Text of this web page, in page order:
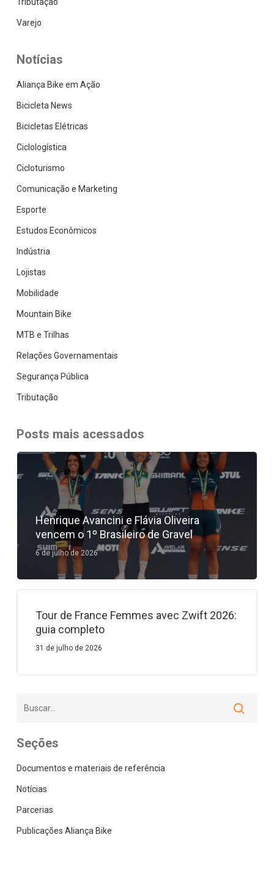
Varejo
Notícias
Aliança Bike em Ação
Bicicleta News
Bicicletas Elétricas
Ciclologística
Cicloturismo
Comunicação e Marketing
Esporte
Estudos Econômicos
Indústria
Lojistas
Mobilidade
Mountain Bike
MTB e Trilhas
Relações Governamentais
Segurança Pública
Tributação
Posts mais acessados
Henrique Avancini e Flávia Oliveira
vencem o 1º Brasileiro de Gravel
6 de julho de 2026
Tour de France Femmes avec Zwift 2026:
guia completo
31 de julho de 2026
Seções
Documentos e materiais de referência
Notícias
Parcerias
Publicações Aliança Bike